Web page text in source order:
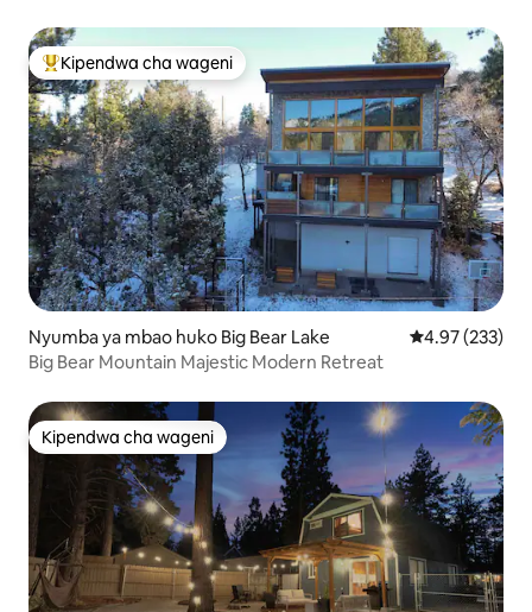
Kipendwa maarufu cha wageni
Kipendwa cha wageni
Nyumba ya mbao huko Big Bear Lake Ukadiriaji wa
4.97 (233)
Big Bear Mountain Majestic Modern Retreat
Kipendwa cha wageni
Kipendwa cha wageni